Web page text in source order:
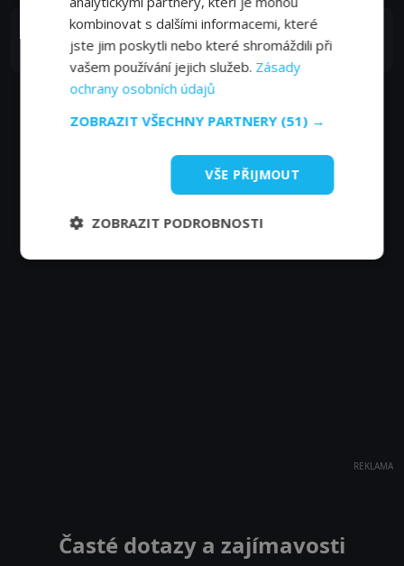
Brian May
REKLAMA
Časté dotazy a zajímavosti
kombinovat s dalšími informacemi, které
jste jim poskytli nebo které shromáždili při
vašem používání jejich služeb. Zásady
ochrany osobních údajů
ZOBRAZIT VŠECHNY PARTNERY (51) →
VŠE PŘIJMOUT
ZOBRAZIT PODROBNOSTI